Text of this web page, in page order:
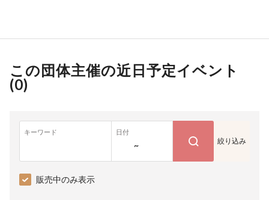
この団体主催の近日予定イベント
(0)
キーワード 日付
~ 絞り込み
販売中のみ表示